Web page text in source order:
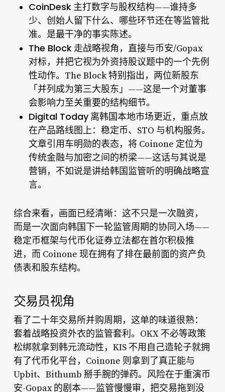
CoinDesk主打数字与股权结构——谁持多
少、创始人留下什么、哪些环节还在等监管批
准。是最干净的事实陈述。
The Block走战略视角，直接与币安/Gopax
对标，并把它视为外资持股议题中的一个先例
性动作。 The Block 特别指出，两位新股东
「并列成为第三大股东」——这是一个对董事
会影响力至关重要的结构细节。
Digital Today离韩国本地市场更近，重点放
在产品路线图上：稳定币、STO 与机构服务。
文章引用车明勋的表态，将 Coinone 定位为
传统金融与加密之间的桥梁——这话与其说是
营销，不如说是讲给韩国监管听的明确战略宣
言。
综合来看，画面已经清晰：这不只是一次融资，
而是一次面向韩国下一轮监管周期的协同入场——
稳定币框架与代币化证券立法都在首尔积极推
进，而 Coinone 现在拥有了排在最前面的资产负
债表和股东结构。
交易员视角
看了二十年交易所并购周期，这单的味道很熟：
套着战略投资外衣的监管套利。OKX 不必等政策
松绑就拿到韩元流动性，KIS 不用自己造轮子就拥
有了代币化平台，Coinone 则拿到了真正能与
Upbit、Bithumb 掰手腕的弹药。风险在于重演币
安-Gopax 的剧本——监管慢慢审，把交易拖到没